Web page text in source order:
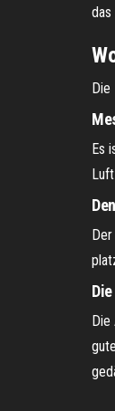
das
Die
Es
Die